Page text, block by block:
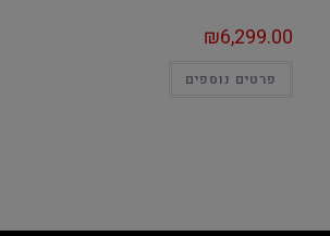
₪6,299.00
פרטים נוספים